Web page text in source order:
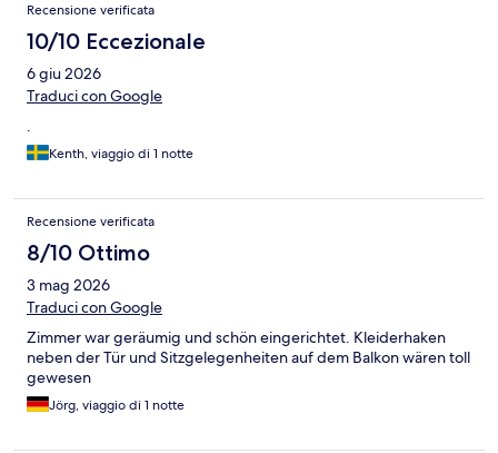
Recensione verificata
10/10 Eccezionale
6 giu 2026
Traduci con Google
.
Kenth, viaggio di 1 notte
Recensione verificata
8/10 Ottimo
3 mag 2026
Traduci con Google
Zimmer war geräumig und schön eingerichtet. Kleiderhaken
neben der Tür und Sitzgelegenheiten auf dem Balkon wären toll
gewesen
Jörg, viaggio di 1 notte